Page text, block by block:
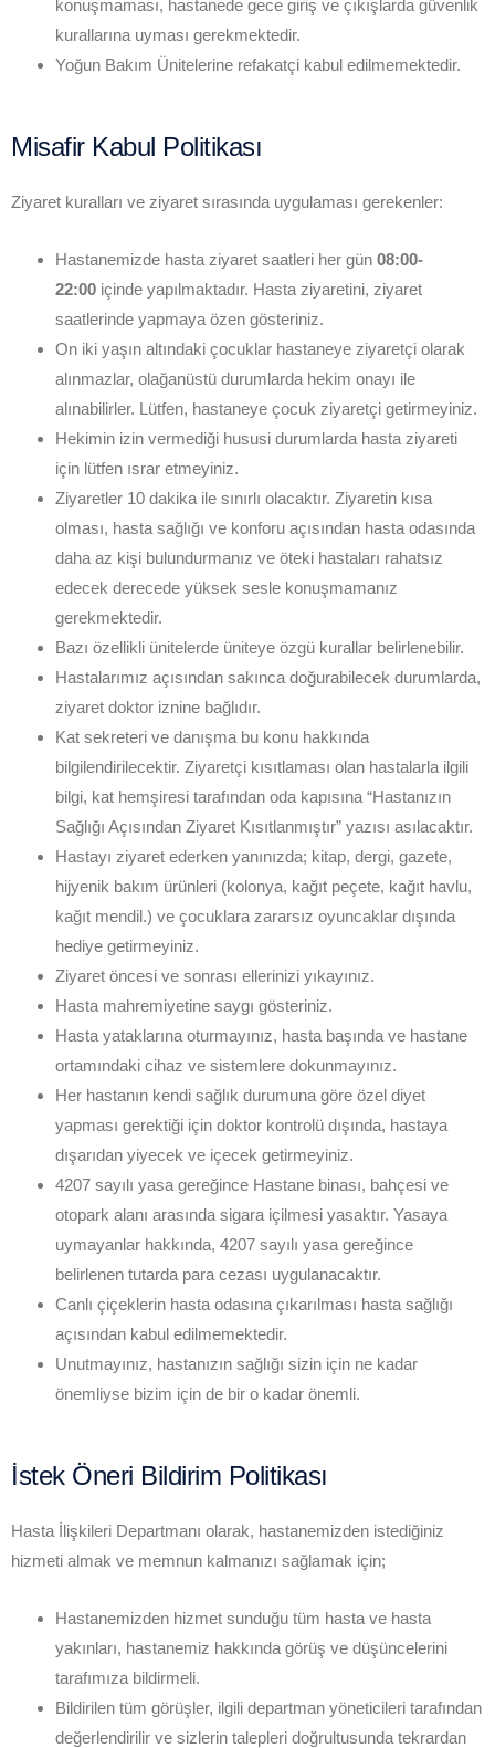
konuşmaması, hastanede gece giriş ve çıkışlarda güvenlik
kurallarına uyması gerekmektedir.
Yoğun Bakım Ünitelerine refakatçi kabul edilmemektedir.
Misafir Kabul Politikası
Ziyaret kuralları ve ziyaret sırasında uygulaması gerekenler:
Hastanemizde hasta ziyaret saatleri her gün 08:00-
22:00 içinde yapılmaktadır. Hasta ziyaretini, ziyaret
saatlerinde yapmaya özen gösteriniz.
On iki yaşın altındaki çocuklar hastaneye ziyaretçi olarak
alınmazlar, olağanüstü durumlarda hekim onayı ile
alınabilirler. Lütfen, hastaneye çocuk ziyaretçi getirmeyiniz.
Hekimin izin vermediği hususi durumlarda hasta ziyareti
için lütfen ısrar etmeyiniz.
Ziyaretler 10 dakika ile sınırlı olacaktır. Ziyaretin kısa
olması, hasta sağlığı ve konforu açısından hasta odasında
daha az kişi bulundurmanız ve öteki hastaları rahatsız
edecek derecede yüksek sesle konuşmamanız
gerekmektedir.
Bazı özellikli ünitelerde üniteye özgü kurallar belirlenebilir.
Hastalarımız açısından sakınca doğurabilecek durumlarda,
ziyaret doktor iznine bağlıdır.
Kat sekreteri ve danışma bu konu hakkında
bilgilendirilecektir. Ziyaretçi kısıtlaması olan hastalarla ilgili
bilgi, kat hemşiresi tarafından oda kapısına “Hastanızın
Sağlığı Açısından Ziyaret Kısıtlanmıştır” yazısı asılacaktır.
Hastayı ziyaret ederken yanınızda; kitap, dergi, gazete,
hijyenik bakım ürünleri (kolonya, kağıt peçete, kağıt havlu,
kağıt mendil.) ve çocuklara zararsız oyuncaklar dışında
hediye getirmeyiniz.
Ziyaret öncesi ve sonrası ellerinizi yıkayınız.
Hasta mahremiyetine saygı gösteriniz.
Hasta yataklarına oturmayınız, hasta başında ve hastane
ortamındaki cihaz ve sistemlere dokunmayınız.
Her hastanın kendi sağlık durumuna göre özel diyet
yapması gerektiği için doktor kontrolü dışında, hastaya
dışarıdan yiyecek ve içecek getirmeyiniz.
4207 sayılı yasa gereğince Hastane binası, bahçesi ve
otopark alanı arasında sigara içilmesi yasaktır. Yasaya
uymayanlar hakkında, 4207 sayılı yasa gereğince
belirlenen tutarda para cezası uygulanacaktır.
Canlı çiçeklerin hasta odasına çıkarılması hasta sağlığı
açısından kabul edilmemektedir.
Unutmayınız, hastanızın sağlığı sizin için ne kadar
önemliyse bizim için de bir o kadar önemli.
İstek Öneri Bildirim Politikası
Hasta İlişkileri Departmanı olarak, hastanemizden istediğiniz
hizmeti almak ve memnun kalmanızı sağlamak için;
Hastanemizden hizmet sunduğu tüm hasta ve hasta
yakınları, hastanemiz hakkında görüş ve düşüncelerini
tarafımıza bildirmeli.
Bildirilen tüm görüşler, ilgili departman yöneticileri tarafından
değerlendirilir ve sizlerin talepleri doğrultusunda tekrardan